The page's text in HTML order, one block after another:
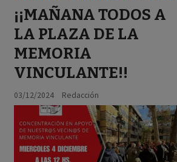
¡¡MAÑANA TODOS A
LA PLAZA DE LA
MEMORIA
VINCULANTE!!
Redacción
03/12/2024